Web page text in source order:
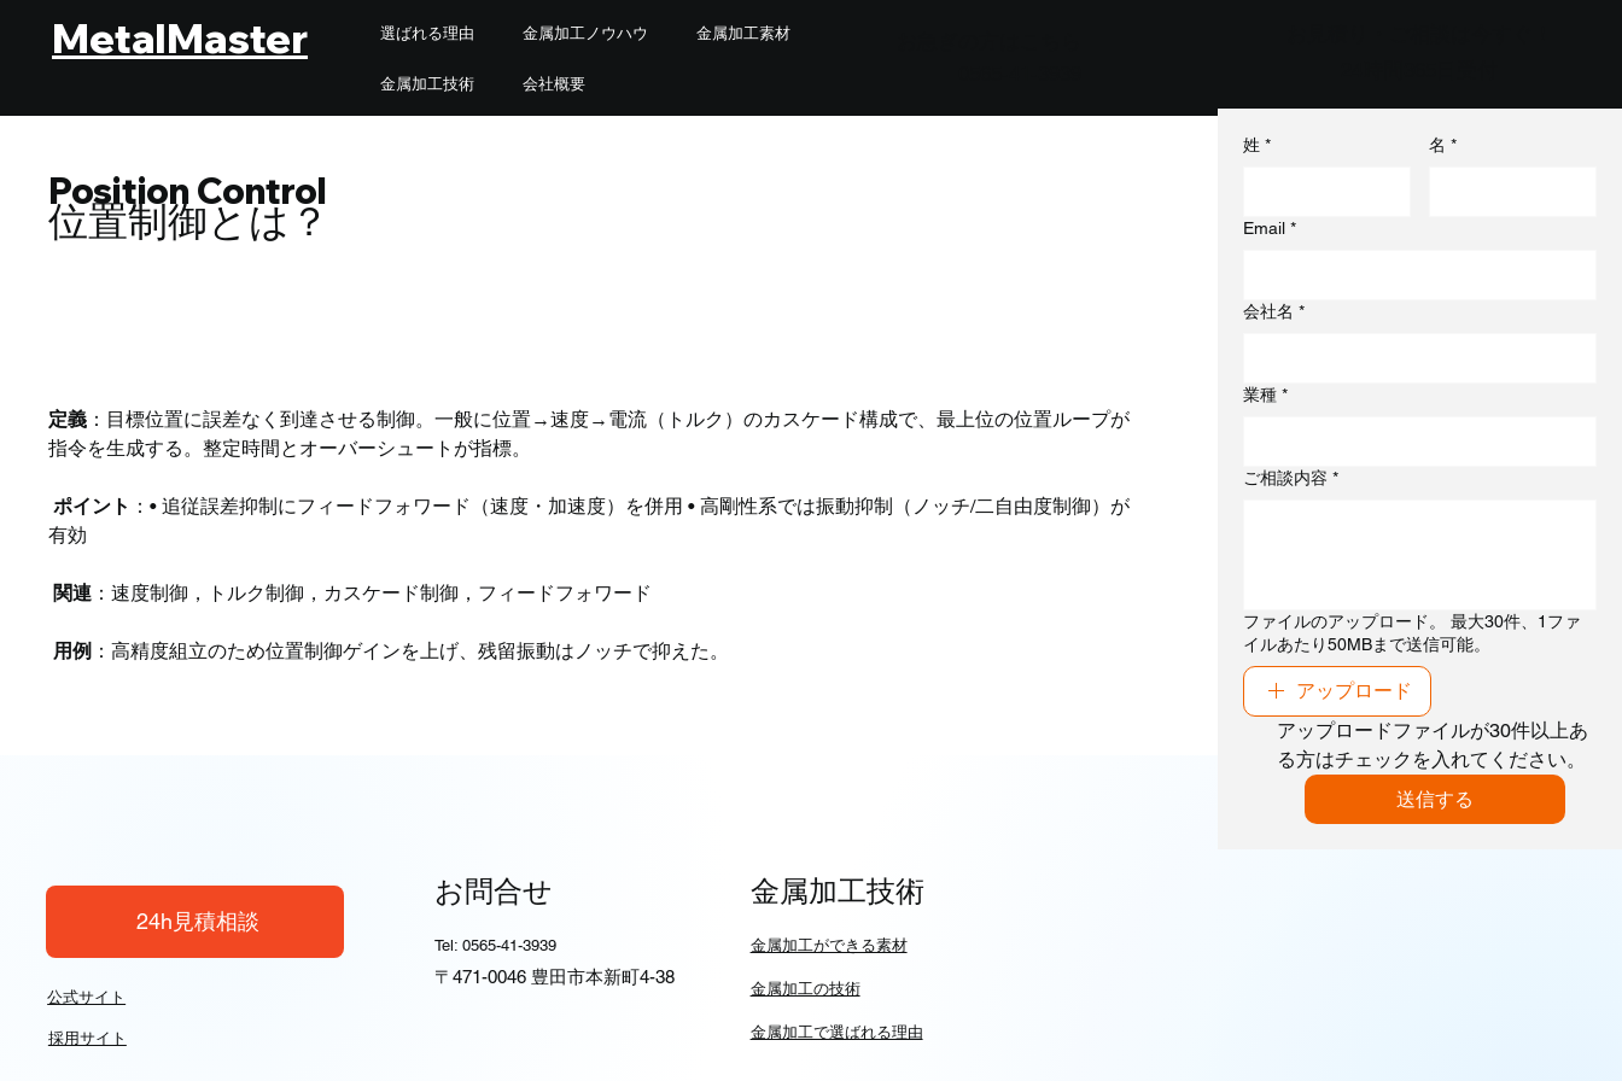
MetalMaster 選ばれる理由 金属加工ノウハウ 金属加工素材
金属加工技術 会社概要
Position Control
位置制御とは？
定義 ：目標位置に誤差なく到達させる制御。一般に位置→速度→電流（トルク）のカスケード構成で、最上位の位置ループが
指令を生成する。整定時間とオーバーシュートが指標。
ポイント ：• 追従誤差抑制にフィードフォワード（速度・加速度）を併用 • 高剛性系では振動抑制（ノッチ/二自由度制御）が
有効
関連 ：速度制御，トルク制御，カスケード制御，フィードフォワード
用例 ：高精度組立のため位置制御ゲインを上げ、残留振動はノッチで抑えた。
24h見積相談
公式サイト
採用サイト
お問合せ
Tel: 0565-41-3939
〒471-0046 豊田市本新町4-38
金属加工技術
​金属加工ができる素材
​金属加工の技術
金属加工で選ばれる理由
姓 * 名 *
Email *
会社名 *
業種 *
ご相談内容 *
ファイルのアップロード。 最大30件、1ファ
イルあたり50MBまで送信可能。
アップロード
アップロードファイルが30件以上あ
る方はチェックを入れてください。
送信する